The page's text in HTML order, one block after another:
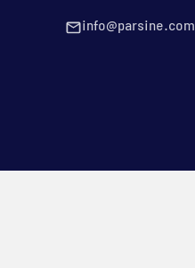
info@parsine.com